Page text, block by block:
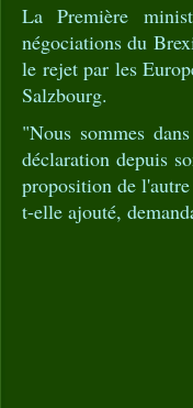
La Première
négociations du
le rejet par les
Salzbourg.
"Nous sommes
déclaration depuis
proposition de
t-elle ajouté,